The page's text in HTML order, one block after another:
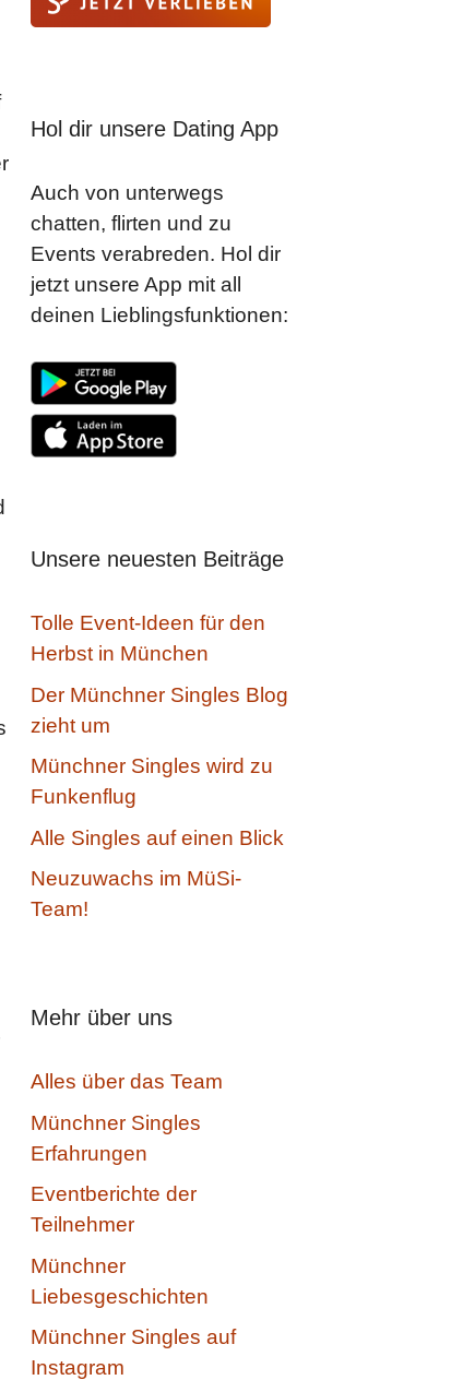
Hol dir unsere Dating App
Auch von unterwegs
chatten, flirten und zu
Events verabreden. Hol dir
jetzt unsere App mit all
deinen Lieblingsfunktionen:
Unsere neuesten Beiträge
Tolle Event-Ideen für den
Herbst in München
Der Münchner Singles Blog
zieht um
Münchner Singles wird zu
Funkenflug
Alle Singles auf einen Blick
Neuzuwachs im MüSi-
Team!
Mehr über uns
Alles über das Team
Münchner Singles
Erfahrungen
Eventberichte der
Teilnehmer
Münchner
Liebesgeschichten
Münchner Singles auf
Instagram